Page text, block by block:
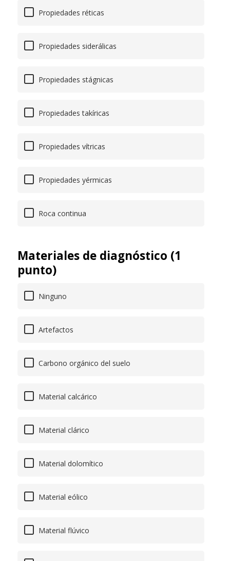
Propiedades réticas
Propiedades siderálicas
Propiedades stágnicas
Propiedades takíricas
Propiedades vítricas
Propiedades yérmicas
Roca continua
Materiales de diagnóstico (1
punto)
Ninguno
Artefactos
Carbono orgánico del suelo
Material calcárico
Material clárico
Material dolomítico
Material eólico
Material flúvico